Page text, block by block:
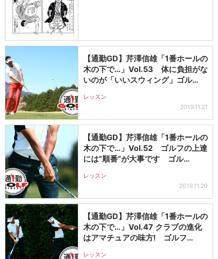
【通勤GD】芹澤信雄「1番ホールの
木の下で…」Vol.53 体に負担がな
いのが「いいスウィング」ゴル…
レッスン
2019.11.21
【通勤GD】芹澤信雄「1番ホールの
木の下で…」Vol.52 ゴルフの上達
には“順番”が大事です ゴル…
レッスン
2019.11.20
【通勤GD】芹澤信雄「1番ホールの
木の下で…」Vol.47 クラブの進化
はアマチュアの味方! ゴルフ…
レッスン